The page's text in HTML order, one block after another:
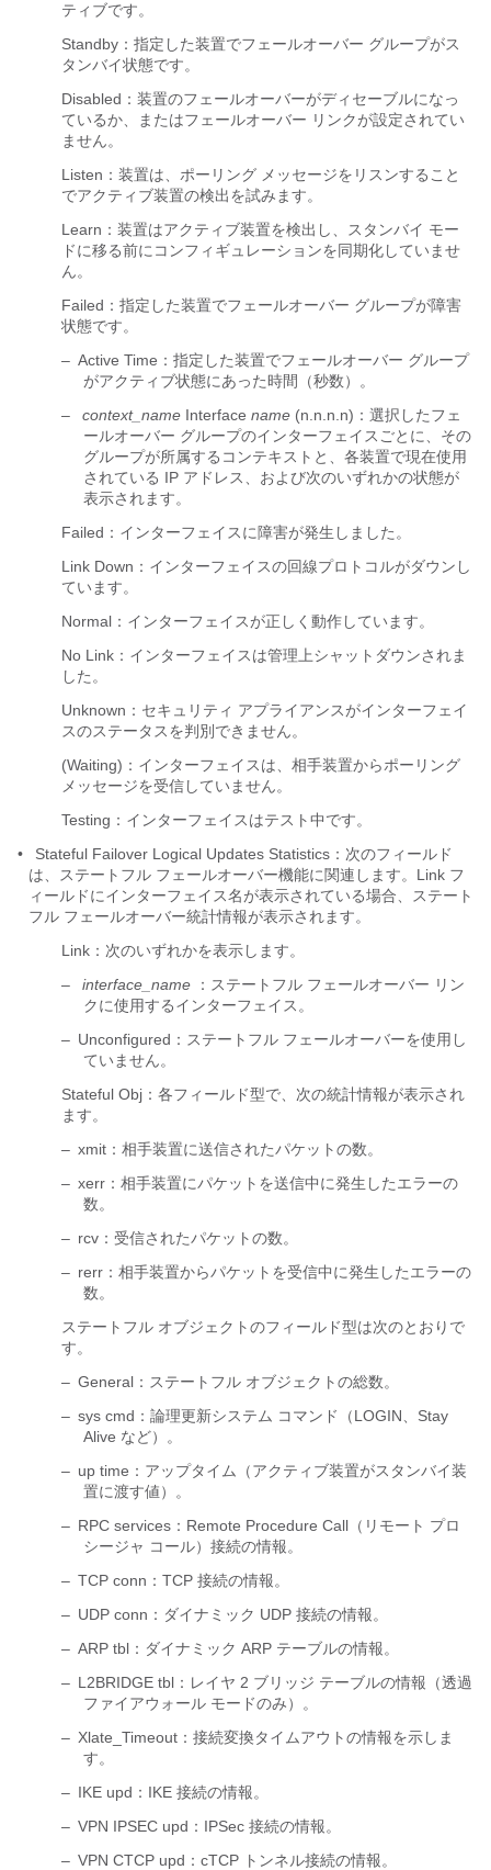
ティブです。
Standby：指定した装置でフェールオーバー グループがス
タンバイ状態です。
Disabled：装置のフェールオーバーがディセーブルになっ
ているか、またはフェールオーバー リンクが設定されてい
ません。
Listen：装置は、ポーリング メッセージをリスンすること
でアクティブ装置の検出を試みます。
Learn：装置はアクティブ装置を検出し、スタンバイ モー
ドに移る前にコンフィギュレーションを同期化していませ
ん。
Failed：指定した装置でフェールオーバー グループが障害
状態です。
– Active Time：指定した装置でフェールオーバー グループ
がアクティブ状態にあった時間（秒数）。
–
context_name Interface name (n.n.n.n)：選択したフェ
ールオーバー グループのインターフェイスごとに、その
グループが所属するコンテキストと、各装置で現在使用
されている IP アドレス、および次のいずれかの状態が
表示されます。
Failed：インターフェイスに障害が発生しました。
Link Down：インターフェイスの回線プロトコルがダウンし
ています。
Normal：インターフェイスが正しく動作しています。
No Link：インターフェイスは管理上シャットダウンされま
した。
Unknown：セキュリティ アプライアンスがインターフェイ
スのステータスを判別できません。
(Waiting)：インターフェイスは、相手装置からポーリング
メッセージを受信していません。
Testing：インターフェイスはテスト中です。
•
Stateful Failover Logical Updates Statistics：次のフィールド
は、ステートフル フェールオーバー機能に関連します。Link フ
ィールドにインターフェイス名が表示されている場合、ステート
フル フェールオーバー統計情報が表示されます。
Link：次のいずれかを表示します。
–
interface_name ：ステートフル フェールオーバー リン
クに使用するインターフェイス。
– Unconfigured：ステートフル フェールオーバーを使用し
ていません。
Stateful Obj：各フィールド型で、次の統計情報が表示され
ます。
– xmit：相手装置に送信されたパケットの数。
– xerr：相手装置にパケットを送信中に発生したエラーの
数。
– rcv：受信されたパケットの数。
– rerr：相手装置からパケットを受信中に発生したエラーの
数。
ステートフル オブジェクトのフィールド型は次のとおりで
す。
– General：ステートフル オブジェクトの総数。
– sys cmd：論理更新システム コマンド（LOGIN、Stay
Alive など）。
– up time：アップタイム（アクティブ装置がスタンバイ装
置に渡す値）。
– RPC services：Remote Procedure Call（リモート プロ
シージャ コール）接続の情報。
– TCP conn：TCP 接続の情報。
– UDP conn：ダイナミック UDP 接続の情報。
– ARP tbl：ダイナミック ARP テーブルの情報。
– L2BRIDGE tbl：レイヤ 2 ブリッジ テーブルの情報（透過
ファイアウォール モードのみ）。
– Xlate_Timeout：接続変換タイムアウトの情報を示しま
す。
– IKE upd：IKE 接続の情報。
– VPN IPSEC upd：IPSec 接続の情報。
– VPN CTCP upd：cTCP トンネル接続の情報。